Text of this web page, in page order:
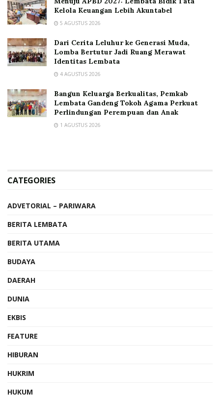
Kelola Keuangan Lebih Akuntabel
5 AGUSTUS 2026
Dari Cerita Leluhur ke Generasi Muda,
Lomba Bertutur Jadi Ruang Merawat
Identitas Lembata
4 AGUSTUS 2026
Bangun Keluarga Berkualitas, Pemkab
Lembata Gandeng Tokoh Agama Perkuat
Perlindungan Perempuan dan Anak
1 AGUSTUS 2026
CATEGORIES
ADVETORIAL – PARIWARA
BERITA LEMBATA
BERITA UTAMA
BUDAYA
DAERAH
DUNIA
EKBIS
FEATURE
HIBURAN
HUKRIM
HUKUM